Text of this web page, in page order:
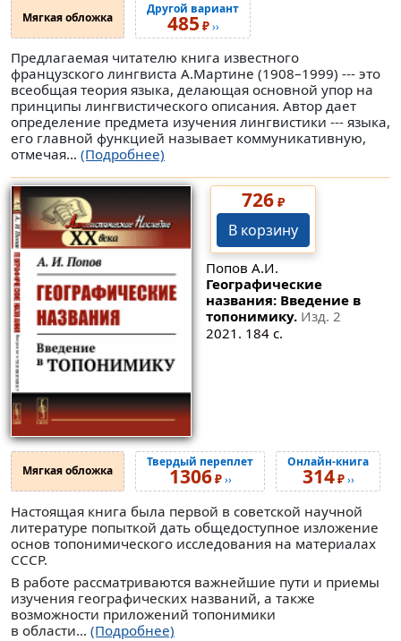
Мягкая обложка
Другой вариант
485 ₽››
Предлагаемая читателю книга известного
французского лингвиста А.Мартине (1908–1999) --- это
всеобщая теория языка, делающая основной упор на
принципы лингвистического описания. Автор дает
определение предмета изучения лингвистики --- языка,
его главной функцией называет коммуникативную,
отмечая... (Подробнее)
726₽
В корзину
Попов А.И.
Географические
названия: Введение в
топонимику. Изд. 2
2021. 184 с.
Мягкая обложка
Твердый переплет
1306₽››
Онлайн-книга
314₽››
Настоящая книга была первой в советской научной
литературе попыткой дать общедоступное изложение
основ топонимического исследования на материалах
СССР.
В работе рассматриваются важнейшие пути и приемы
изучения географических названий, а также
возможности приложений топонимики
в области... (Подробнее)